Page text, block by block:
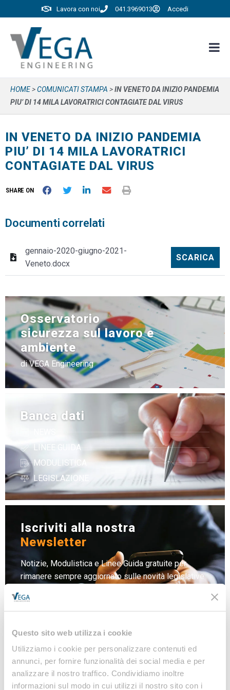
Questo sito web utilizza i cookie
Utilizziamo i cookie per personalizzare contenuti ed
annunci, per fornire funzionalità dei social media e per
analizzare il nostro traffico. Condividiamo inoltre
informazioni sul modo in cui utilizzi il nostro sito con i
Lavora con noi 041.3969013 Accedi
HOME>COMUNICATI STAMPA >IN VENETO DA INIZIO PANDEMIA
PIU’ DI 14 MILA LAVORATRICI CONTAGIATE DAL VIRUS
IN VENETO DA INIZIO PANDEMIA
PIU’ DI 14 MILA LAVORATRICI
CONTAGIATE DAL VIRUS
SHARE ON
Documenti correlati
gennaio-2020-giugno-2021-
Veneto.docx
SCARICA
Banca dati
LINEE GUIDA
MODULISTICA
LEGISLAZIONE
Osservatorio
sicurezza sul lavoro e
ambiente
di VEGA Engineering
Iscriviti alla nostra
Newsletter
Notizie, Modulistica e Linee Guida gratuite per
rimanere sempre aggiornato sulle novità legislative